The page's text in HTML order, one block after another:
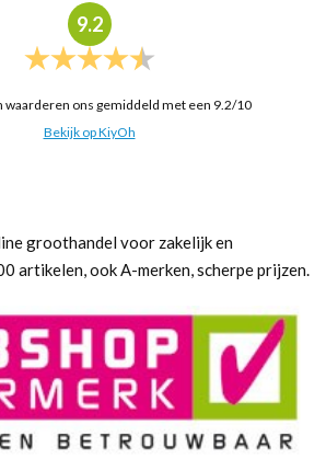
9.2
waarderen ons gemiddeld met een 9.2/10
Bekijk op KiyOh
groothandel voor zakelijk en
artikelen, ook A-merken, scherpe prijzen.